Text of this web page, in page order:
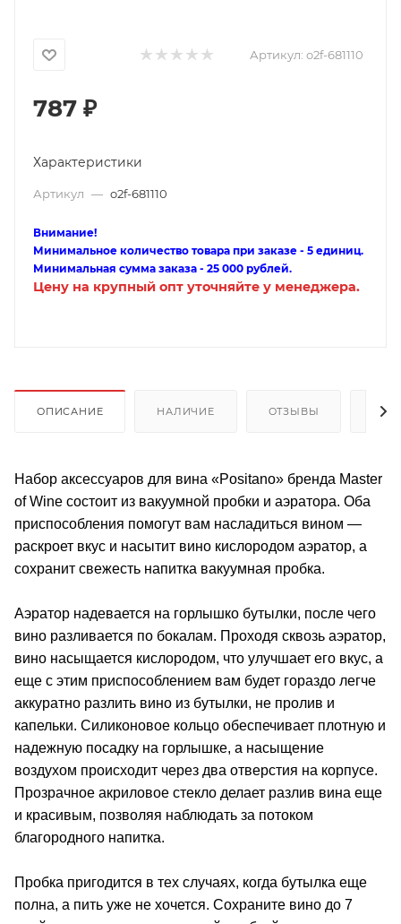
Артикул: o2f-681110
787 ₽
Характеристики
Артикул — o2f-681110
Внимание!
Минимальное количество товара при заказе - 5 единиц.
Минимальная сумма заказа - 25 000 рублей.
Цену на крупный опт уточняйте у менеджера.
ОПИСАНИЕ НАЛИЧИЕ ОТЗЫВЫ
Набор аксессуаров для вина «Positano» бренда Master
of Wine состоит из вакуумной пробки и аэратора. Оба
приспособления помогут вам насладиться вином —
раскроет вкус и насытит вино кислородом аэратор, а
сохранит свежесть напитка вакуумная пробка.
Аэратор надевается на горлышко бутылки, после чего
вино разливается по бокалам. Проходя сквозь аэратор,
вино насыщается кислородом, что улучшает его вкус, а
еще с этим приспособлением вам будет гораздо легче
аккуратно разлить вино из бутылки, не пролив и
капельки. Силиконовое кольцо обеспечивает плотную и
надежную посадку на горлышке, а насыщение
воздухом происходит через два отверстия на корпусе.
Прозрачное акриловое стекло делает разлив вина еще
и красивым, позволяя наблюдать за потоком
благородного напитка.
Пробка пригодится в тех случаях, когда бутылка еще
полна, а пить уже не хочется. Сохраните вино до 7